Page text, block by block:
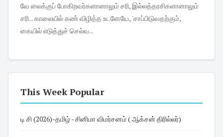
வே லைக்குப் போகிறவர்களானாலும் சரி, இல்லத்தரசிகளானாலும்
சரி... காலையில் கண் விழித்த உடனேயே, 'சாப்பிடுவதற்கும்,
கையில் எடுத்துச் செல்வ...
This Week Popular
டி சி (2026)-தமிழ் - சினிமா விமர்சனம் ( ஆக்சன் திரில்லர்)